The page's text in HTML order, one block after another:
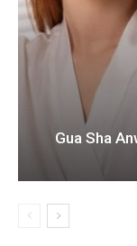
Gua Sha